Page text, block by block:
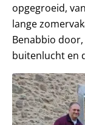
opgegroeid,
lange
Benabbio
buitenlucht en